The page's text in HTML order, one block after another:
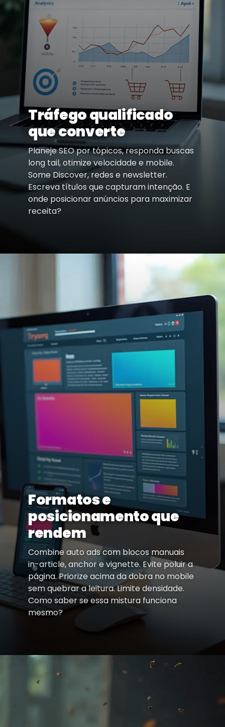
Tráfego qualificado
que converte
Planeje SEO por tópicos, responda buscas
long tail, otimize velocidade e mobile.
Some Discover, redes e newsletter.
Escreva títulos que capturam intenção. E
onde posicionar anúncios para maximizar
receita?
Formatos e
posicionamento que
rendem
Combine auto ads com blocos manuais
in-article, anchor e vignette. Evite poluir a
página. Priorize acima da dobra no mobile
sem quebrar a leitura. Limite densidade.
Como saber se essa mistura funciona
mesmo?